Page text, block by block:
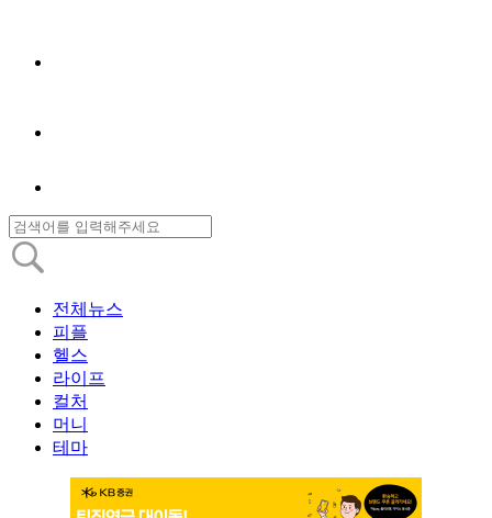
전체뉴스
피플
헬스
라이프
컬처
머니
테마